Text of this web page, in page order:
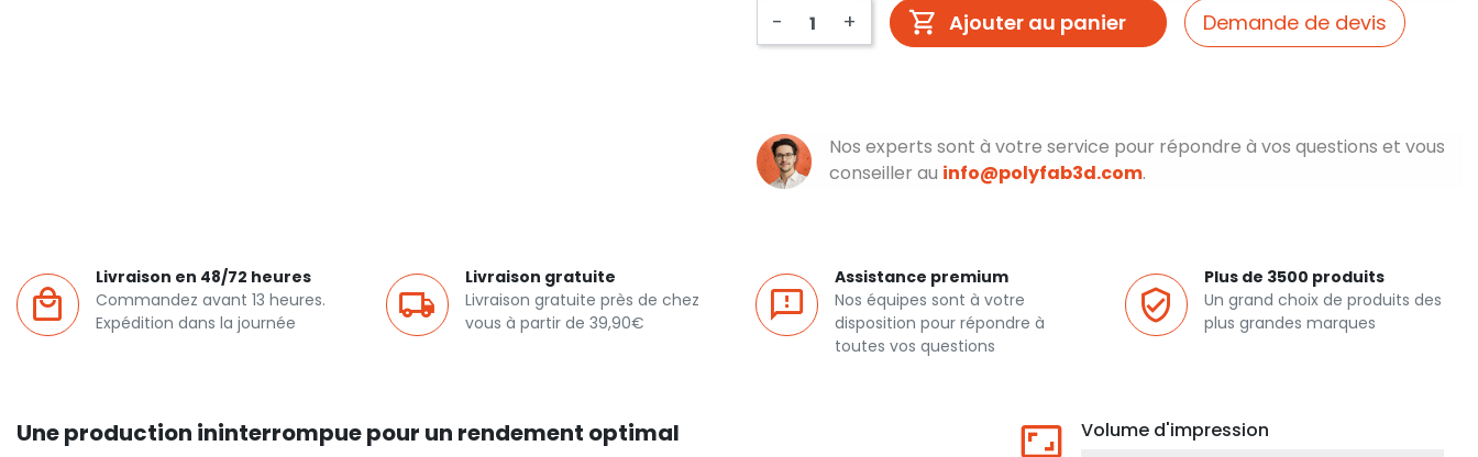
- + Ajouter au panier Demande de devis
Nos experts sont à votre service pour répondre à vos questions et vous
conseiller au info@polyfab3d.com.
Livraison en 48/72 heures
Commandez avant 13 heures.
Expédition dans la journée
Livraison gratuite
Livraison gratuite près de chez
vous à partir de 39,90€
Assistance premium
Nos équipes sont à votre
disposition pour répondre à
toutes vos questions
Plus de 3500 produits
Un grand choix de produits des
plus grandes marques
Une production ininterrompue pour un rendement optimal
Volume d'impression